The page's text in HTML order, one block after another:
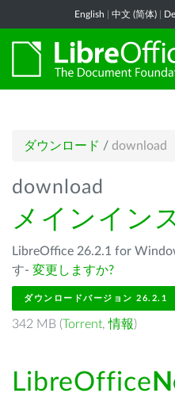
English 中文 (简体)
ダウンロード / download
download
メインイン
LibreOffice 26.2.1 for
す- 変更しますか?
ダウンロードバージョン 26.2.1
342 MB (Torrent,情報)
LibreOffice